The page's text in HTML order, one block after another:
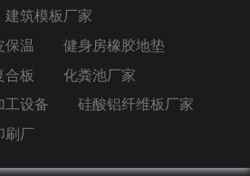
建筑模板厂家
保温
健身房橡胶地垫
合板
化粪池厂家
工设备
硅酸铝纤维板厂家
刷厂